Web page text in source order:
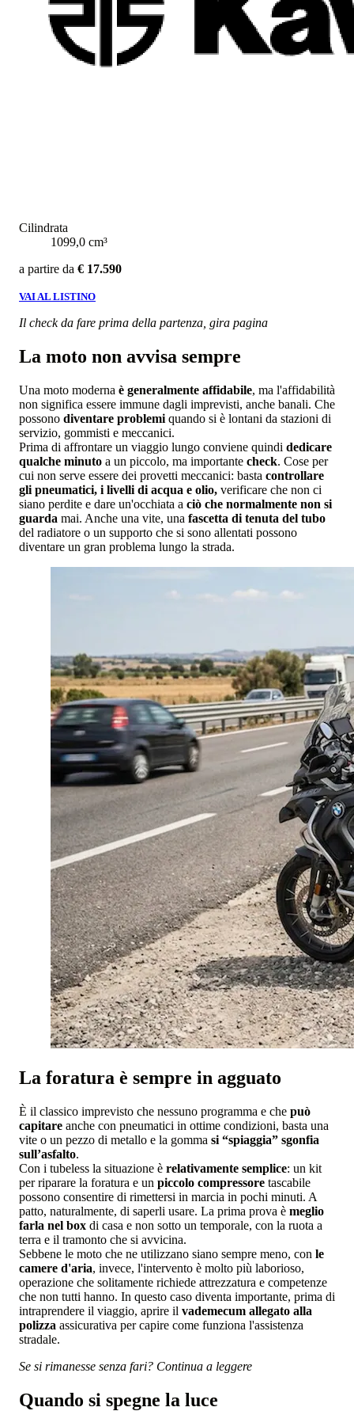
Cilindrata
1099,0 cm³
a partire da € 17.590
VAI AL LISTINO
Il check da fare prima della partenza, gira pagina
La moto non avvisa sempre
Una moto moderna è generalmente affidabile, ma l'affidabilità
non significa essere immune dagli imprevisti, anche banali. Che
possono diventare problemi quando si è lontani da stazioni di
servizio, gommisti e meccanici.
Prima di affrontare un viaggio lungo conviene quindi dedicare
qualche minuto a un piccolo, ma importante check. Cose per
cui non serve essere dei provetti meccanici: basta controllare
gli pneumatici, i livelli di acqua e olio, verificare che non ci
siano perdite e dare un'occhiata a ciò che normalmente non si
guarda mai. Anche una vite, una fascetta di tenuta del tubo
del radiatore o un supporto che si sono allentati possono
diventare un gran problema lungo la strada.
La foratura è sempre in agguato
È il classico imprevisto che nessuno programma e che può
capitare anche con pneumatici in ottime condizioni, basta una
vite o un pezzo di metallo e la gomma si “spiaggia” sgonfia
sull’asfalto.
Con i tubeless la situazione è relativamente semplice: un kit
per riparare la foratura e un piccolo compressore tascabile
possono consentire di rimettersi in marcia in pochi minuti. A
patto, naturalmente, di saperli usare. La prima prova è meglio
farla nel box di casa e non sotto un temporale, con la ruota a
terra e il tramonto che si avvicina.
Sebbene le moto che ne utilizzano siano sempre meno, con le
camere d'aria, invece, l'intervento è molto più laborioso,
operazione che solitamente richiede attrezzatura e competenze
che non tutti hanno. In questo caso diventa importante, prima di
intraprendere il viaggio, aprire il vademecum allegato alla
polizza assicurativa per capire come funziona l'assistenza
stradale.
Se si rimanesse senza fari? Continua a leggere
Quando si spegne la luce